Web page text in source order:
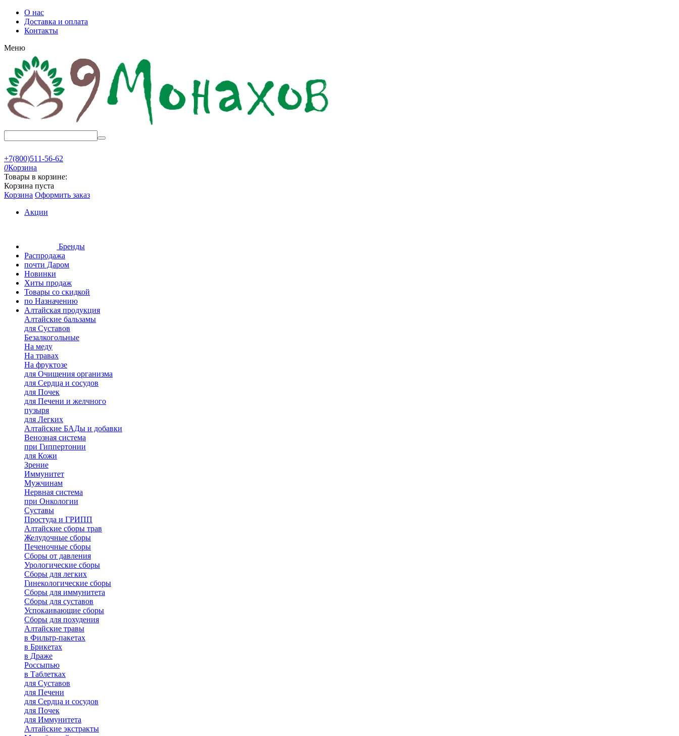
О нас
Доставка и оплата
Контакты
Меню
+7(800)511-56-62
0Корзина
Товары в корзине:
Корзина пуста
Корзина Оформить заказ
Акции
Бренды
Распродажа
почти Даром
Новинки
Хиты продаж
Товары со скидкой
по Назначению
Алтайская продукция
Алтайские бальзамы
для Суставов
Безалкогольные
На меду
На травах
На фруктозе
для Очищения организма
для Сердца и сосудов
для Почек
для Печени и желчного
пузыря
для Легких
Алтайские БАДы и добавки
Венозная система
при Гиппертонии
для Кожи
Зрение
Иммунитет
Мужчинам
Нервная система
при Онкологии
Суставы
Простуда и ГРИПП
Алтайские сборы трав
Желудочные сборы
Печеночные сборы
Сборы от давления
Урологические сборы
Сборы для легких
Гинекологические сборы
Сборы для иммунитета
Сборы для суставов
Успокаивающие сборы
Сборы для похудения
Алтайские травы
в Фильтр-пакетах
в Брикетах
в Драже
Россыпью
в Таблетках
для Cуставов
для Печени
для Сердца и сосудов
для Почек
для Иммунитета
Алтайские экстракты